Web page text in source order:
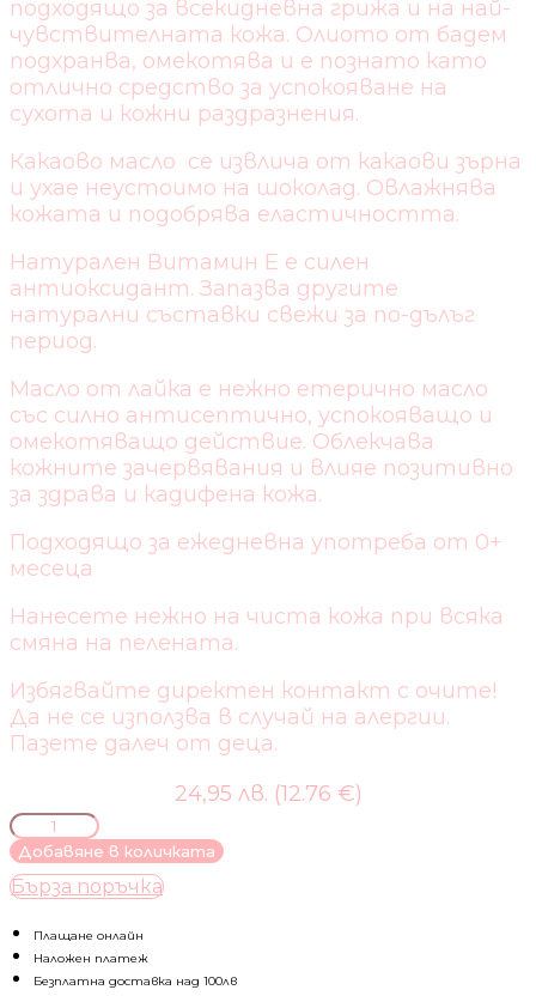
подходящо за всекидневна грижа и на най-
чувствителната кожа. Олиото от бадем
подхранва, омекотява и е познато като
отлично средство за успокояване на
сухота и кожни раздразнения.
Какаово масло се извлича от какаови зърна
и ухае неустоимо на шоколад. Овлажнява
кожата и подобрява еластичността.
Натурален Витамин Е е силен
антиоксидант. Запазва другите
натурални съставки свежи за по-дълъг
период.
Масло от лайка е нежно етерично масло
със силно антисептично, успокояващо и
омекотяващо действие. Облекчава
кожните зачервявания и влияе позитивно
за здрава и кадифена кожа.
Подходящо за ежедневна употреба от 0+
месеца
Нанесете нежно на чиста кожа при всяка
смяна на пелената.
Избягвайте директен контакт с очите!
Да не се използва в случай на алергии.
Пазете далеч от деца.
24,95 лв. (12.76 €)
количество
за
WOODEN
SPOON
КРЕМ
ЗА
ЗОНАТА
Добавяне в количката
Бърза поръчка
Плащане онлайн
Наложен платеж
Безплатна доставка над 100лв